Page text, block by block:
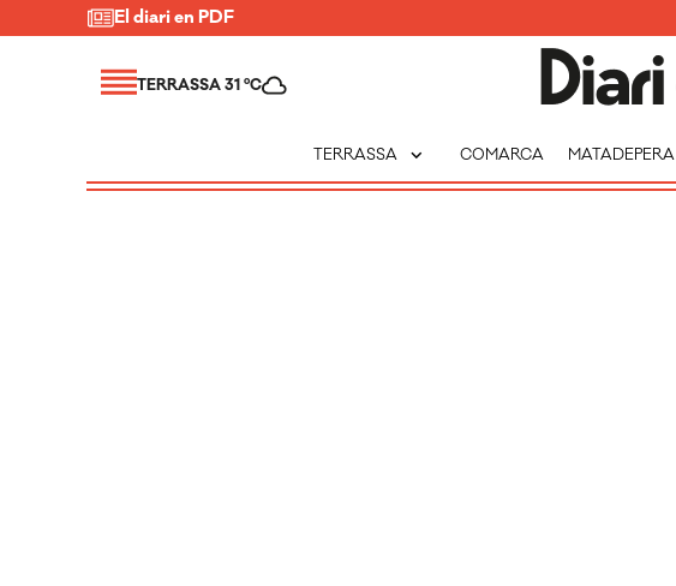
El diari en PDF
TERRASSA 31 ºC
TERRASSA expand_more COMARCA MATADEPERA